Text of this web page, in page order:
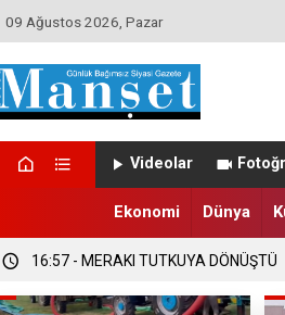
09 Ağustos 2026, Pazar
Videolar
Ekonomi Dünya
16:58 - DÜZCE’DE